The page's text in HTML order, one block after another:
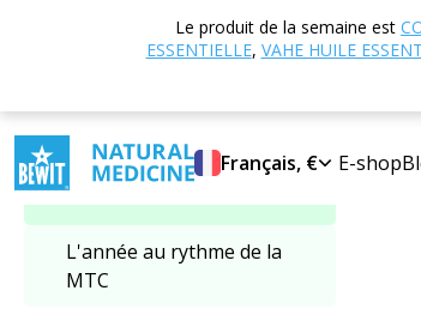
Le produit de la semaine est
ESSENTIELLE, VAHE HUILE
Français, € E-shop
Sélectionner une
MTC - Médecine
Traditionnelle Chinoise
L'année au rythme de la
MTC